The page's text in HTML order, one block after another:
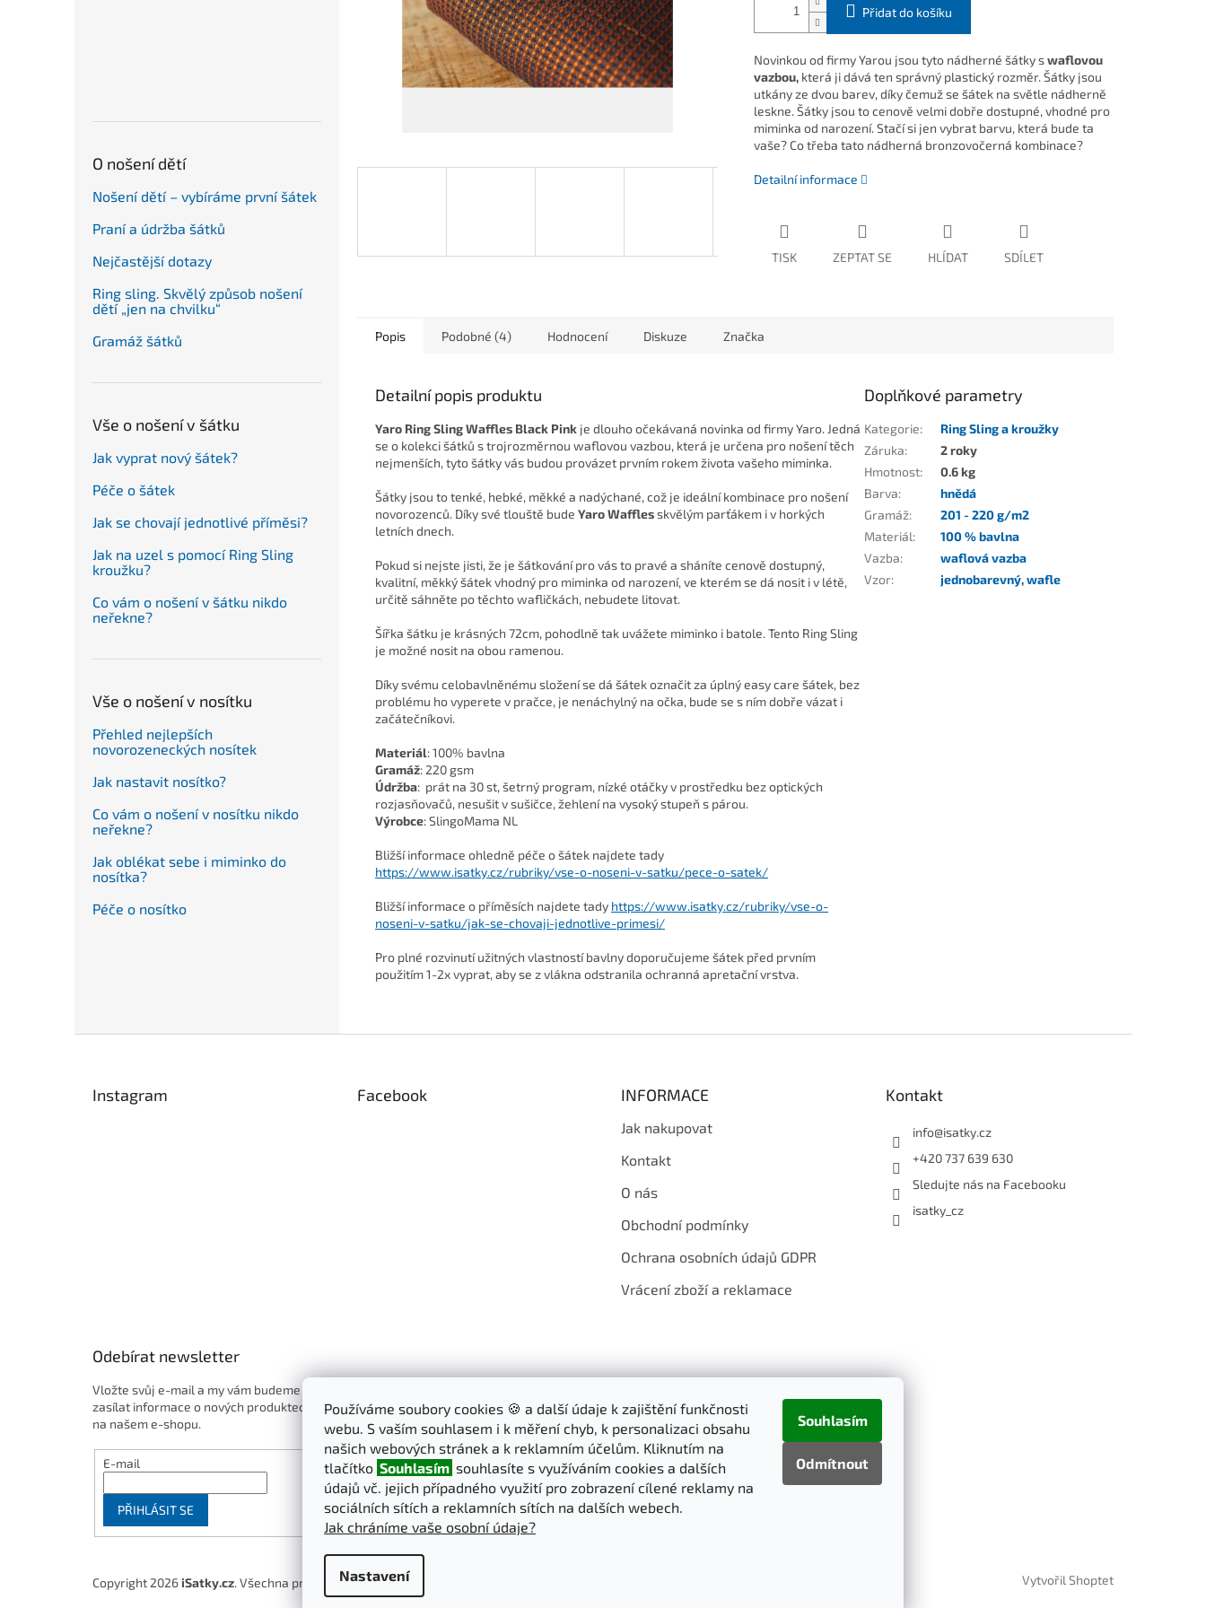
Používáme soubory cookies 🍪 a další údaje k zajištění funkčnosti
webu. S vaším souhlasem i k měření chyb, k personalizaci obsahu
našich webových stránek a k reklamním účelům. Kliknutím na
tlačítko Souhlasím souhlasíte s využíváním cookies a dalších
údajů vč. jejich případného využití pro zobrazení cílené reklamy na
sociálních sítích a reklamních sítích na dalších webech.
Jak chráníme vaše osobní údaje?
Nastavení
Odmítnout
Souhlasím
O nošení dětí
Nošení dětí – vybíráme první šátek
Praní a údržba šátků
Nejčastější dotazy
Ring sling. Skvělý způsob nošení
dětí „jen na chvilku“
Gramáž šátků
Vše o nošení v šátku
Jak vyprat nový šátek?
Péče o šátek
Jak se chovají jednotlivé příměsi?
Jak na uzel s pomocí Ring Sling
kroužku?
Co vám o nošení v šátku nikdo
neřekne?
Vše o nošení v nosítku
Přehled nejlepších
novorozeneckých nosítek
Jak nastavit nosítko?
Co vám o nošení v nosítku nikdo
neřekne?
Jak oblékat sebe i miminko do
nosítka?
Péče o nosítko
Přidat do košíku
Novinkou od firmy Yarou jsou tyto nádherné šátky swaflovou
vazbou,která ji dává ten správný plastický rozměr. Šátky jsou
utkány ze dvou barev, díky čemuž se šátek na světle nádherně
leskne. Šátky jsou to cenově velmi dobře dostupné, vhodné pro
miminka od narození. Stačí si jen vybrat barvu, která bude ta
vaše? Co třeba tato nádherná bronzovočerná kombinace?
Detailní informace
TISK ZEPTAT SE HLÍDAT SDÍLET
Popis Podobné (4) Hodnocení Diskuze Značka
Detailní popis produktu
Yaro Ring Sling Waffles Black Pink je dlouho očekávaná novinka od firmy Yaro. Jedná
se o kolekci šátků s trojrozměrnou waflovou vazbou, která je určena pro nošení těch
nejmenších, tyto šátky vás budou provázet prvním rokem života vašeho miminka.
Šátky jsou to tenké, hebké, měkké a nadýchané, což je ideální kombinace pro nošení
novorozenců. Díky své tlouště bude Yaro Wafflesskvělým parťákem i v horkých
letních dnech.
Pokud si nejste jisti, že je šátkování pro vás to pravé a sháníte cenově dostupný,
kvalitní, měkký šátek vhodný pro miminka od narození, ve kterém se dá nosit i v létě,
určitě sáhněte po těchto wafličkách, nebudete litovat.
Šířka šátku je krásných 72cm, pohodlně tak uvážete miminko i batole. Tento Ring Sling
je možné nosit na obou ramenou.
Díky svému celobavlněnému složení se dá šátek označit za úplný easy care šátek, bez
problému ho vyperete v pračce, je nenáchylný na očka, bude se s ním dobře vázat i
začátečníkovi.
Materiál: 100% bavlna
Gramáž: 220 gsm
Údržba: prát na 30 st, šetrný program, nízké otáčky v prostředku bez optických
rozjasňovačů, nesušit v sušičce, žehlení na vysoký stupeň s párou.
Výrobce: SlingoMama NL
Bližší informace ohledně péče o šátek najdete tady
https://www.isatky.cz/rubriky/vse-o-noseni-v-satku/pece-o-satek/
Bližší informace o příměsích najdete tady https://www.isatky.cz/rubriky/vse-o-
noseni-v-satku/jak-se-chovaji-jednotlive-primesi/
Pro plné rozvinutí užitných vlastností bavlny doporučujeme šátek před prvním
použitím 1-2x vyprat, aby se z vlákna odstranila ochranná apretační vrstva.
Doplňkové parametry
Kategorie:
Ring Sling a kroužky
Záruka:
2 roky
Hmotnost:
0.6 kg
Barva:
hnědá
Gramáž:
201 - 220 g/m2
Materiál:
100 % bavlna
Vazba:
waflová vazba
Vzor: jednobarevný,wafle
Instagram Facebook INFORMACE
Jak nakupovat
Kontakt
O nás
Obchodní podmínky
Ochrana osobních údajů GDPR
Vrácení zboží a reklamace
Kontakt
info@isatky.cz
+420 737 639 630
Sledujte nás na Facebooku
isatky_cz
Odebírat newsletter
Vložte svůj e-mail a my vám budeme
zasílat informace o nových produktech
na našem e-shopu.
E-mail
PŘIHLÁSIT SE
Vytvořil Shoptet
Copyright 2026 iSatky.cz. Všechna práva vyhrazena.Upravit nastavení cookies